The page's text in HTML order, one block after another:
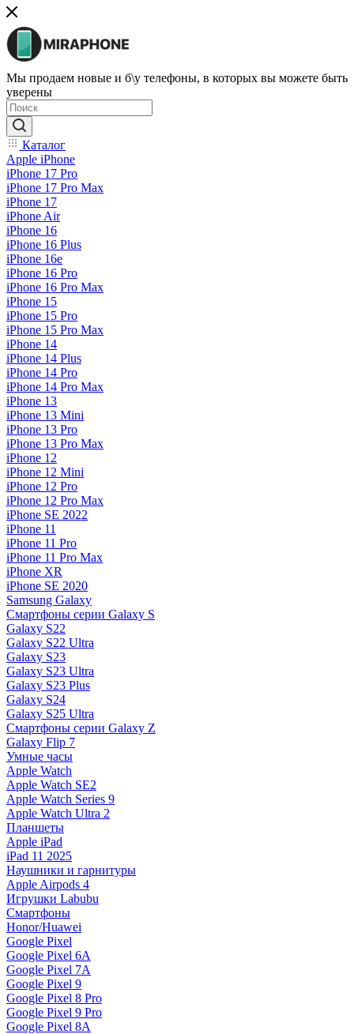
Мы продаем новые и б\у телефоны, в которых вы можете быть
уверены
Каталог
Apple iPhone
iPhone 17 Pro
iPhone 17 Pro Max
iPhone 17
iPhone Air
iPhone 16
iPhone 16 Plus
iPhone 16e
iPhone 16 Pro
iPhone 16 Pro Max
iPhone 15
iPhone 15 Pro
iPhone 15 Pro Max
iPhone 14
iPhone 14 Plus
iPhone 14 Pro
iPhone 14 Pro Max
iPhone 13
iPhone 13 Mini
iPhone 13 Pro
iPhone 13 Pro Max
iPhone 12
iPhone 12 Mini
iPhone 12 Pro
iPhone 12 Pro Max
iPhone SE 2022
iPhone 11
iPhone 11 Pro
iPhone 11 Pro Max
iPhone XR
iPhone SE 2020
Samsung Galaxy
Смартфоны серии Galaxy S
Galaxy S22
Galaxy S22 Ultra
Galaxy S23
Galaxy S23 Ultra
Galaxy S23 Plus
Galaxy S24
Galaxy S25 Ultra
Смартфоны серии Galaxy Z
Galaxy Flip 7
Умные часы
Apple Watch
Apple Watch SE2
Apple Watch Series 9
Apple Watch Ultra 2
Планшеты
Apple iPad
iPad 11 2025
Наушники и гарнитуры
Apple Airpods 4
Игрушки Labubu
Смартфоны
Honor/Huawei
Google Pixel
Google Pixel 6A
Google Pixel 7А
Google Pixel 9
Google Pixel 8 Pro
Google Pixel 9 Pro
Google Pixel 8A